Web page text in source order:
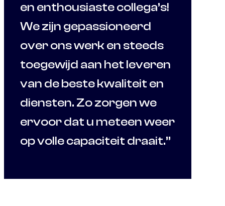
en enthousiaste collega’s!
We zijn gepassioneerd
over ons werk en steeds
toegewijd aan het leveren
van de beste kwaliteit en
diensten. Zo zorgen we
ervoor dat u meteen weer
op volle capaciteit draait.”